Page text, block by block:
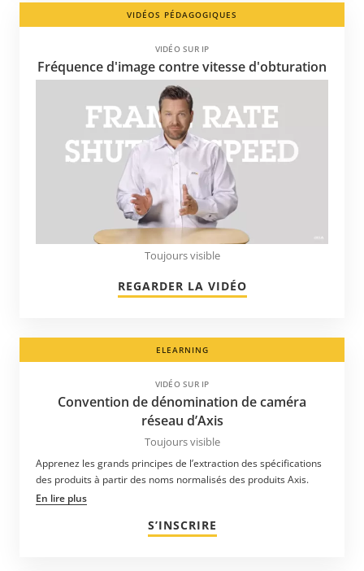
VIDÉOS PÉDAGOGIQUES
VIDÉO SUR IP
Fréquence d'image contre vitesse d'obturation
Toujours visible
REGARDER LA VIDÉO
ELEARNING
VIDÉO SUR IP
Convention de dénomination de caméra
réseau d’Axis
Toujours visible
Apprenez les grands principes de l’extraction des spécifications
des produits à partir des noms normalisés des produits Axis.
En lire plus
S’INSCRIRE